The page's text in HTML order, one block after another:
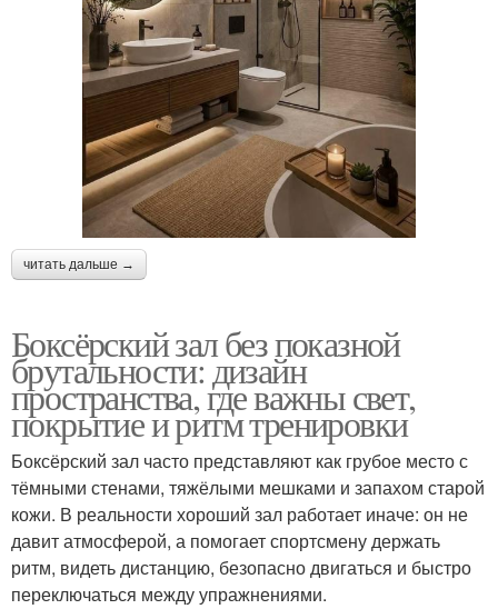
читать дальше →
Боксёрский зал без показной
брутальности: дизайн
пространства, где важны свет,
покрытие и ритм тренировки
Боксёрский зал часто представляют как грубое место с
тёмными стенами, тяжёлыми мешками и запахом старой
кожи. В реальности хороший зал работает иначе: он не
давит атмосферой, а помогает спортсмену держать
ритм, видеть дистанцию, безопасно двигаться и быстро
переключаться между упражнениями.